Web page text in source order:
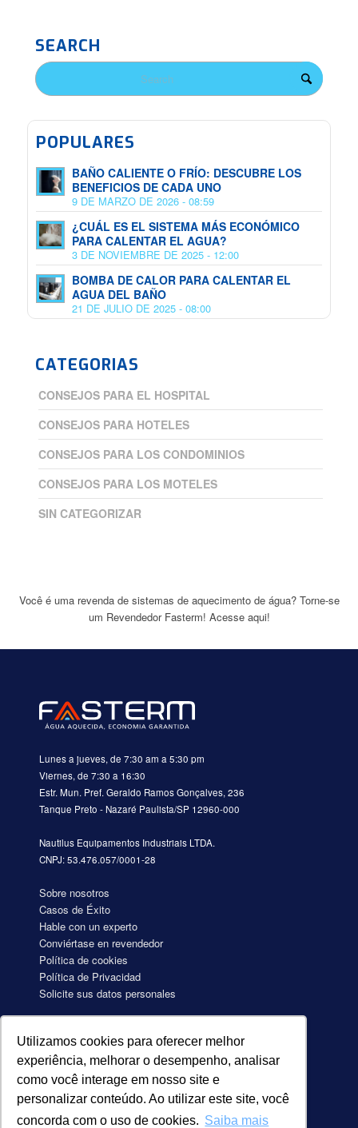
Utilizamos cookies para oferecer melhor
experiência, melhorar o desempenho, analisar
como você interage em nosso site e
personalizar conteúdo. Ao utilizar este site, você
concorda com o uso de cookies. Saiba mais
SEARCH
POPULARES
BAÑO CALIENTE O FRÍO: DESCUBRE LOS
BENEFICIOS DE CADA UNO
9 DE MARZO DE 2026 - 08:59
¿CUÁL ES EL SISTEMA MÁS ECONÓMICO
PARA CALENTAR EL AGUA?
3 DE NOVIEMBRE DE 2025 - 12:00
BOMBA DE CALOR PARA CALENTAR EL
AGUA DEL BAÑO
21 DE JULIO DE 2025 - 08:00
CATEGORIAS
CONSEJOS PARA EL HOSPITAL
CONSEJOS PARA HOTELES
CONSEJOS PARA LOS CONDOMINIOS
CONSEJOS PARA LOS MOTELES
SIN CATEGORIZAR
Você é uma revenda de sistemas de aquecimento de água? Torne-se
um Revendedor Fasterm! Acesse aqui!
Lunes a jueves, de 7:30 am a 5:30 pm
Viernes, de 7:30 a 16:30
Estr. Mun. Pref. Geraldo Ramos Gonçalves, 236
Tanque Preto - Nazaré Paulista/SP 12960-000
Nautilus Equipamentos Industriais LTDA.
CNPJ: 53.476.057/0001-28
Sobre nosotros
Casos de Éxito
Hable con un experto
Conviértase en revendedor
Política de cookies
Política de Privacidad
Solicite sus datos personales
Aquecimento de água para Hotéis
Aquecimento de água para Motéis
Aquecimento de água para Hospitais
Aquecimento de água para Condomínios